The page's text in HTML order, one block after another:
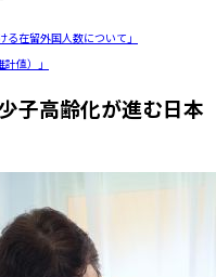
在留外国人数について」
値）」
子高齢化が進む日本